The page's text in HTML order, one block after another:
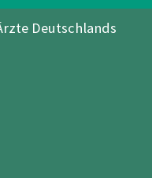
Deutschlands